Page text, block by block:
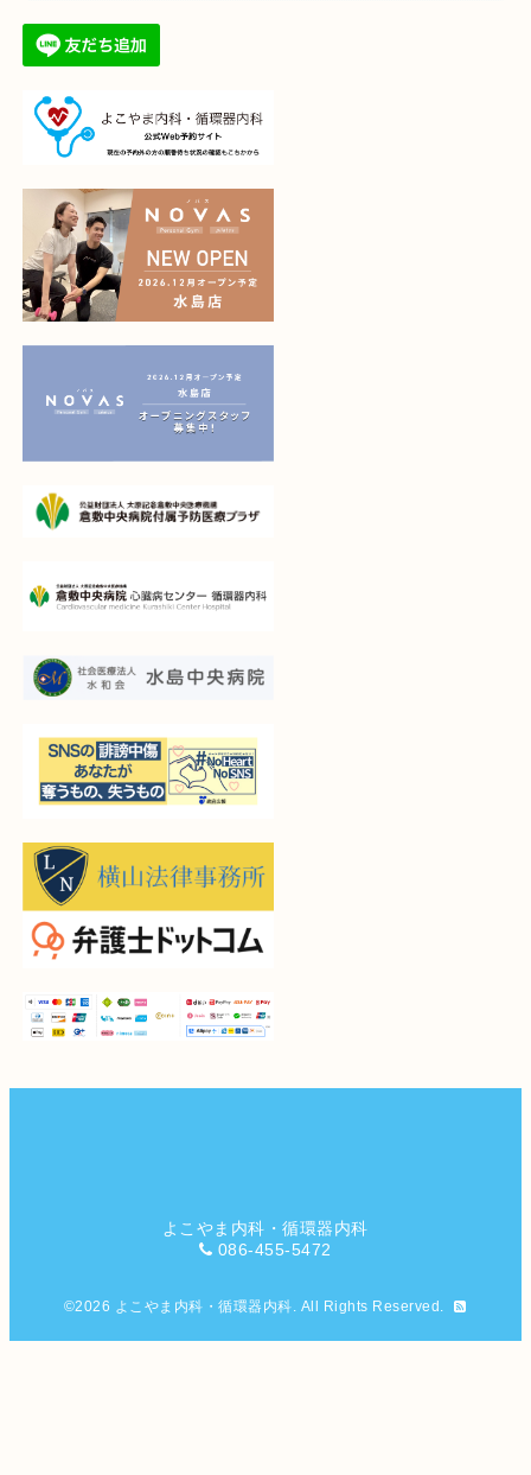
よこやま内科・循環器内科
086-455-5472
©2026 よこやま内科・循環器内科. All Rights Reserved.